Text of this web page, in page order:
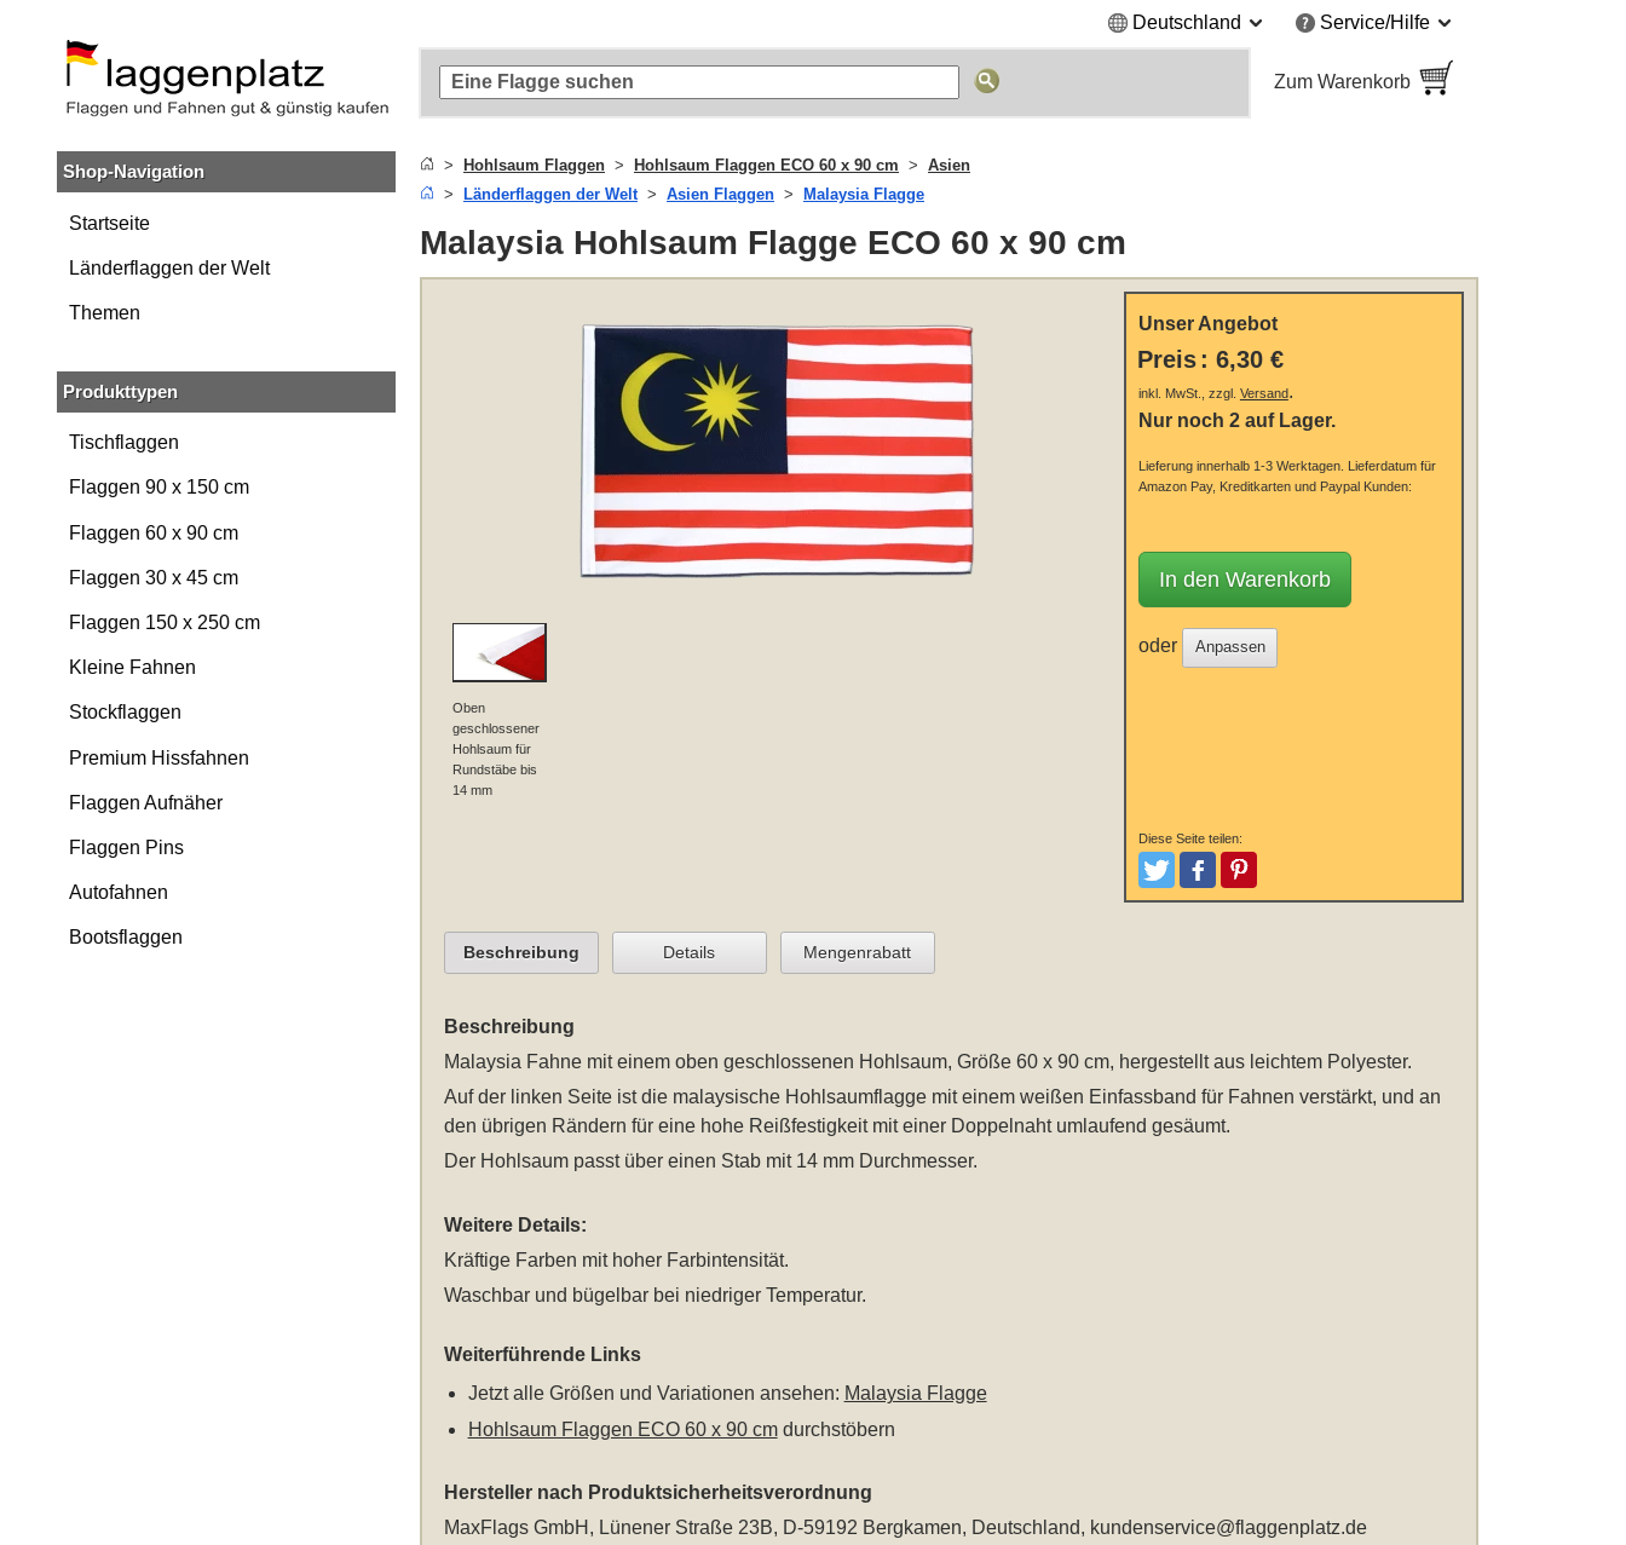
Hauptinhalt
springen
Suche
Zur
Navigation
springen
Deutschland Service/Hilfe
Zum Warenkorb
Shop-Navigation
Startseite
Länderflaggen der Welt
Themen
Produkttypen
Tischflaggen
Flaggen 90 x 150 cm
Flaggen 60 x 90 cm
Flaggen 30 x 45 cm
Flaggen 150 x 250 cm
Kleine Fahnen
Stockflaggen
Premium Hissfahnen
Flaggen Aufnäher
Flaggen Pins
Autofahnen
Bootsflaggen
Hohlsaum Flaggen Hohlsaum Flaggen ECO 60 x 90 cm
Asien
Länderflaggen der Welt
Asien Flaggen Malaysia Flagge
Malaysia Hohlsaum Flagge ECO 60 x 90 cm
Oben
geschlossener
Hohlsaum für
Rundstäbe bis
14 mm
Unser Angebot
Preis : 6,30 €
inkl. MwSt., zzgl. Versand.
Nur noch 2 auf Lager.
Lieferung innerhalb 1-3 Werktagen.
Lieferdatum für
Amazon Pay, Kreditkarten und Paypal Kunden:
In den Warenkorb
oder Anpassen
Diese Seite teilen:
TweetenPostenPinterest
Beschreibung Details Mengenrabatt
Beschreibung
Malaysia Fahnemit einem oben geschlossenen Hohlsaum, Größe 60 x 90 cm, hergestellt aus leichtem Polyester.
Auf der linken Seite ist die malaysische Hohlsaumflagge mit einem weißen Einfassband für Fahnen verstärkt, und an
den übrigen Rändern für eine hohe Reißfestigkeit mit einer Doppelnaht umlaufend gesäumt.
Der Hohlsaum passt über einen Stab mit 14 mm Durchmesser.
Weitere Details:
Kräftige Farben mit hoher Farbintensität.
Waschbar und bügelbar bei niedriger Temperatur.
Weiterführende Links
Jetzt alle Größen und Variationen ansehen: Malaysia Flagge
Hohlsaum Flaggen ECO 60 x 90 cmdurchstöbern
Hersteller nach Produktsicherheitsverordnung
MaxFlags GmbH, Lünener Straße 23B, D-59192 Bergkamen, Deutschland, kundenservice@flaggenplatz.de